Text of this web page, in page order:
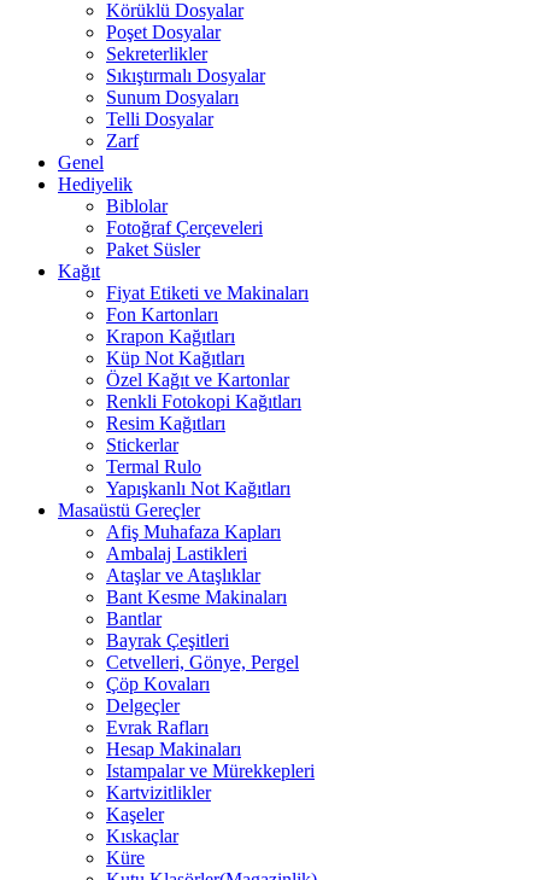
Körüklü Dosyalar
Poşet Dosyalar
Sekreterlikler
Sıkıştırmalı Dosyalar
Sunum Dosyaları
Telli Dosyalar
Zarf
Genel
Hediyelik
Biblolar
Fotoğraf Çerçeveleri
Paket Süsler
Kağıt
Fiyat Etiketi ve Makinaları
Fon Kartonları
Krapon Kağıtları
Küp Not Kağıtları
Özel Kağıt ve Kartonlar
Renkli Fotokopi Kağıtları
Resim Kağıtları
Stickerlar
Termal Rulo
Yapışkanlı Not Kağıtları
Masaüstü Gereçler
Afiş Muhafaza Kapları
Ambalaj Lastikleri
Ataşlar ve Ataşlıklar
Bant Kesme Makinaları
Bantlar
Bayrak Çeşitleri
Cetvelleri, Gönye, Pergel
Çöp Kovaları
Delgeçler
Evrak Rafları
Hesap Makinaları
Istampalar ve Mürekkepleri
Kartvizitlikler
Kaşeler
Kıskaçlar
Küre